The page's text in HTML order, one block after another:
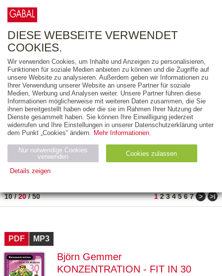
FREITEXT
AUSGABEART
AUS DER REIHE
ZUM THEMA
Neuerscheinung
Bestseller
PREIS
10/20/50 1 2 3 4 5 6 7 > >ǀ
PDF MP3
Björn Gemmer
KONZENTRATION - FIT IN 30
DIESE WEBSEITE VERWENDET
COOKIES.
Wir verwenden Cookies, um Inhalte und Anzeigen zu personalisieren,
Funktionen für soziale Medien anbieten zu können und die Zugriffe auf
unsere Website zu analysieren. Außerdem geben wir Informationen zu
Ihrer Verwendung unserer Website an unsere Partner für soziale
Medien, Werbung und Analysen weiter. Unsere Partner führen diese
Informationen möglicherweise mit weiteren Daten zusammen, die Sie
ihnen bereitgestellt haben oder die sie im Rahmen Ihrer Nutzung der
Dienste gesammelt haben. Sie können Ihre Einwilligung jederzeit
widerrufen und Ihre Einstellungen in unserer Datenschutzerklärung unter
dem Punkt „Cookies“ ändern. Mehr Informationen.
Nur notwendige Cookies
verwenden
Cookies zulassen
Details zeigen
Name Zweck
Ty
ESSION
_ID
verlag.
de
GV_CO
OKIES
gabal-
Speichert den Zustimmungsstatus des
Domäne.
ge